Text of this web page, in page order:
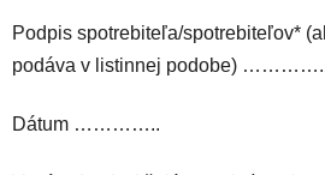
Podpis spotrebiteľa/spotrebiteľov*
podáva v listinnej podobe)
Dátum …………..